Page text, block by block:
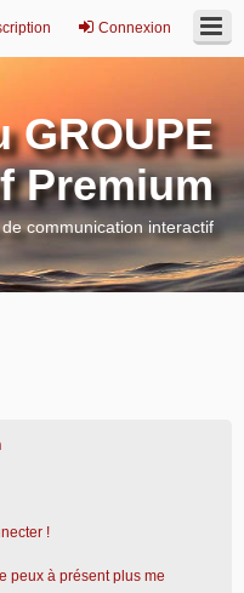
Connexion
GROUPE
Premium
communication interactif
!
peux à présent plus me